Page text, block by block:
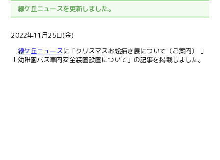
緑ケ丘ニュースを更新しました。
2022年11月25日(金)
緑ケ丘ニュースに「クリスマスお絵描き展について（ご案内） 」
「幼稚園バス車内安全装置設置について」の記事を掲載しました。